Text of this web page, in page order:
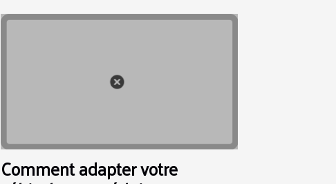
Comment adapter votre